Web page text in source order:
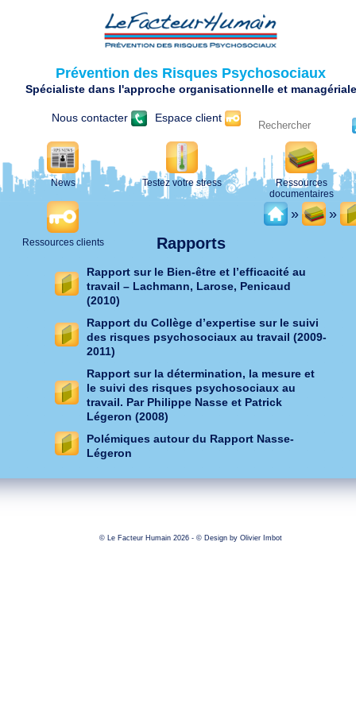
Prévention des Risques Psychosociaux
Spécialiste dans l'approche organisationnelle et managériale
Espace client
Nous contacter
News Testez votre stress
Ressources
documentaires
Ressources clients
» »
Rapports
Rapport sur le Bien-être et l’efficacité au
travail – Lachmann, Larose, Penicaud
(2010)
Rapport du Collège d’expertise sur le suivi
des risques psychosociaux au travail (2009-
2011)
Rapport sur la détermination, la mesure et
le suivi des risques psychosociaux au
travail. Par Philippe Nasse et Patrick
Légeron (2008)
Polémiques autour du Rapport Nasse-
Légeron
© Le Facteur Humain 2026 - © Design by Olivier Imbot